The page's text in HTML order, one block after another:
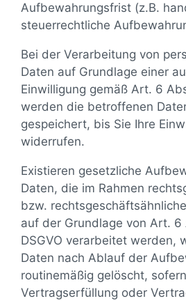
Aufbewahrungsfrist (z.B.
steuerrechtliche
Bei der Verarbeitung von
Daten auf Grundlage einer
Einwilligung gemäß Art. 6
werden die betroffenen
gespeichert, bis Sie Ihre
widerrufen.
Existieren gesetzliche
Daten, die im Rahmen
bzw.
auf der Grundlage von Art. 6
DSGVO verarbeitet werden,
Daten nach Ablauf der
routinemäßig gelöscht,
Vertragserfüllung oder